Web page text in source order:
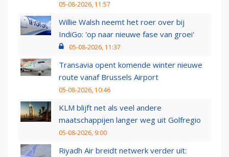
05-08-2026, 11:57
Willie Walsh neemt het roer over bij
IndiGo: 'op naar nieuwe fase van groei'
05-08-2026, 11:37
Transavia opent komende winter nieuwe
route vanaf Brussels Airport
05-08-2026, 10:46
KLM blijft net als veel andere
maatschappijen langer weg uit Golfregio
05-08-2026, 9:00
Riyadh Air breidt netwerk verder uit: